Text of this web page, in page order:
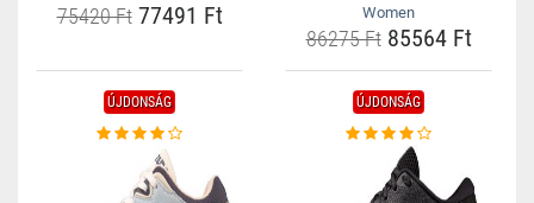
75420 Ft77491 Ft
Women
86275 Ft85564 Ft
ÚJDONSÁG ÚJDONSÁG